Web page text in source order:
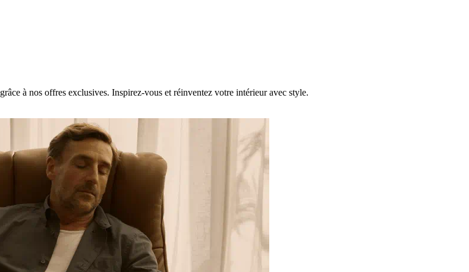
grâce à nos offres exclusives. Inspirez-vous et réinventez votre intérieur avec style.